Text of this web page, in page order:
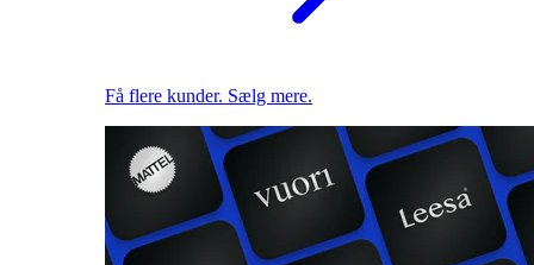
Få flere kunder. Sælg mere.